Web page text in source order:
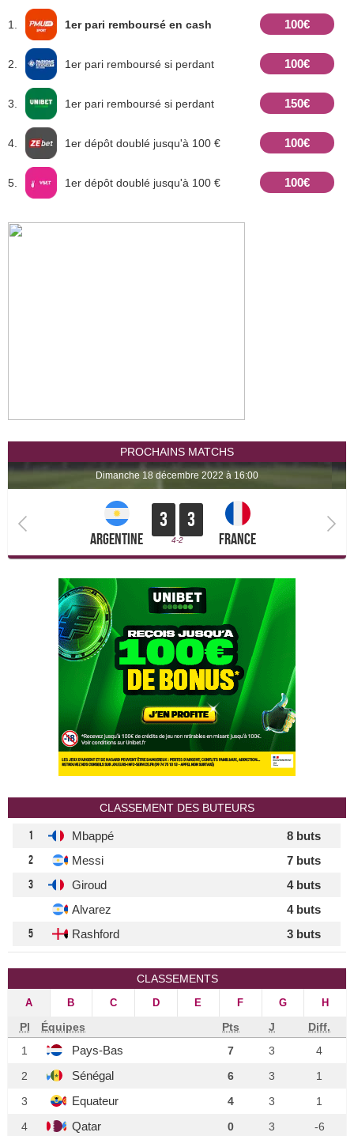
1. 1er pari remboursé en cash 100€
2. 1er pari remboursé si perdant 100€
3. 1er pari remboursé si perdant 150€
4. 1er dépôt doublé jusqu'à 100 € 100€
5. 1er dépôt doublé jusqu'à 100 € 100€
PROCHAINS MATCHS
dimanche 18 décembre 2022 à 16:00
Argentine
3 3
4-2 France
CLASSEMENT DES BUTEURS
1 Mbappé 8 buts
2 Messi 7 buts
3 Giroud
4 buts
Alvarez
4 buts
5 Rashford 3 buts
CLASSEMENTS
A B C D E F G H
Pl Équipes Pts J
Diff.
1
Pays-Bas 7 3
4
2
Sénégal 6 3
1
3
Equateur 4 3
1
4
Qatar 0 3 -6